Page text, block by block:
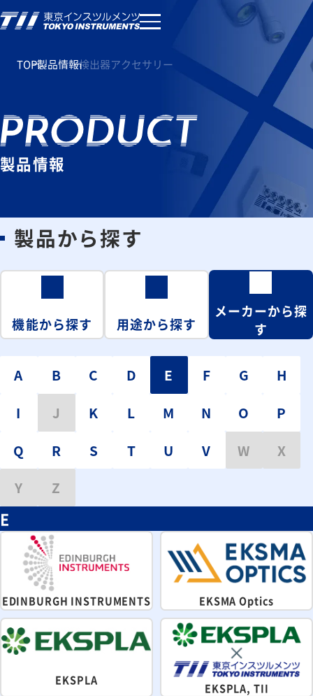
TOP製品情報検出器アクセサリー
製品情報
製品から探す
機能から探す 用途から探す
メーカーから探
す
A B C D E F G
H
I
J K L M N O
P
Q
R S T U V W
X
Y
Z
E
EDINBURGH INSTRUMENTS EKSMA Optics
EKSPLA
EKSPLA, TII